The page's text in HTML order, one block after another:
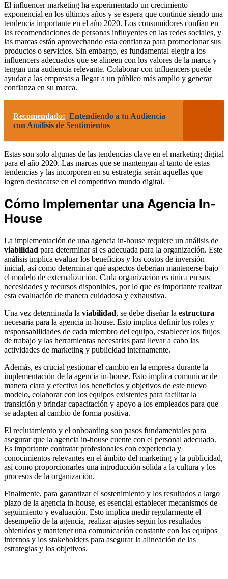
El influencer marketing ha experimentado un crecimiento
exponencial en los últimos años y se espera que continúe siendo una
tendencia importante en el año 2020. Los consumidores confían en
las recomendaciones de personas influyentes en las redes sociales, y
las marcas están aprovechando esta confianza para promocionar sus
productos o servicios. Sin embargo, es fundamental elegir a los
influencers adecuados que se alineen con los valores de la marca y
tengan una audiencia relevante. Colaborar con influencers puede
ayudar a las empresas a llegar a un público más amplio y generar
confianza en su marca.
Recomendado: Entendiendo a tu Audiencia
con Análisis de Sentimientos
Estas son solo algunas de las tendencias clave en el marketing digital
para el año 2020. Las marcas que se mantengan al tanto de estas
tendencias y las incorporen en su estrategia serán aquellas que
logren destacarse en el competitivo mundo digital.
Cómo Implementar una Agencia In-
House
La implementación de una agencia in-house requiere un análisis de
viabilidad para determinar si es adecuada para la organización. Este
análisis implica evaluar los beneficios y los costos de inversión
inicial, así como determinar qué aspectos deberían mantenerse bajo
el modelo de externalización. Cada organización es única en sus
necesidades y recursos disponibles, por lo que es importante realizar
esta evaluación de manera cuidadosa y exhaustiva.
Una vez determinada la viabilidad, se debe diseñar la estructura
necesaria para la agencia in-house. Esto implica definir los roles y
responsabilidades de cada miembro del equipo, establecer los flujos
de trabajo y las herramientas necesarias para llevar a cabo las
actividades de marketing y publicidad internamente.
Además, es crucial gestionar el cambio en la empresa durante la
implementación de la agencia in-house. Esto implica comunicar de
manera clara y efectiva los beneficios y objetivos de este nuevo
modelo, colaborar con los equipos existentes para facilitar la
transición y brindar capacitación y apoyo a los empleados para que
se adapten al cambio de forma positiva.
El reclutamiento y el onboarding son pasos fundamentales para
asegurar que la agencia in-house cuente con el personal adecuado.
Es importante contratar profesionales con experiencia y
conocimientos relevantes en el ámbito del marketing y la publicidad,
así como proporcionarles una introducción sólida a la cultura y los
procesos de la organización.
Finalmente, para garantizar el sostenimiento y los resultados a largo
plazo de la agencia in-house, es esencial establecer mecanismos de
seguimiento y evaluación. Esto implica medir regularmente el
desempeño de la agencia, realizar ajustes según los resultados
obtenidos y mantener una comunicación constante con los equipos
internos y los stakeholders para asegurar la alineación de las
estrategias y los objetivos.